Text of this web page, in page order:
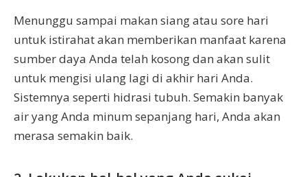
Menunggu sampai makan siang atau sore hari
untuk istirahat akan memberikan manfaat karena
sumber daya Anda telah kosong dan akan sulit
untuk mengisi ulang lagi di akhir hari Anda.
Sistemnya seperti hidrasi tubuh. Semakin banyak
air yang Anda minum sepanjang hari, Anda akan
merasa semakin baik.